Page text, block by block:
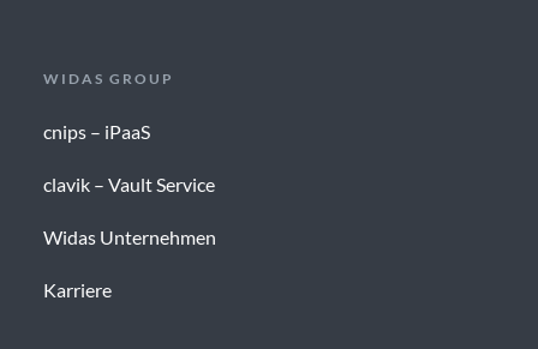
WIDAS GROUP
cnips – iPaaS
clavik – Vault Service
Widas Unternehmen
Karriere